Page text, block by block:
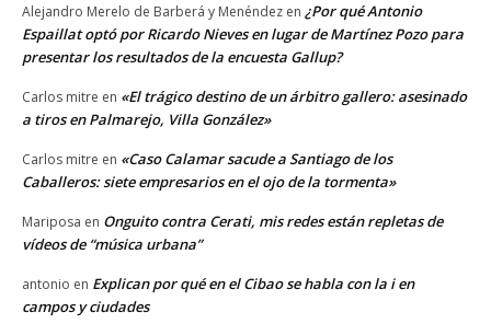
Alejandro Merelo de Barberá y Menéndez en ¿Por qué Antonio
Espaillat optó por Ricardo Nieves en lugar de Martínez Pozo para
presentar los resultados de la encuesta Gallup?
Carlos mitre en «El trágico destino de un árbitro gallero: asesinado
a tiros en Palmarejo, Villa González»
Carlos mitre en «Caso Calamar sacude a Santiago de los
Caballeros: siete empresarios en el ojo de la tormenta»
Mariposa en Onguito contra Cerati, mis redes están repletas de
vídeos de “música urbana”
antonio en Explican por qué en el Cibao se habla con la i en
campos y ciudades